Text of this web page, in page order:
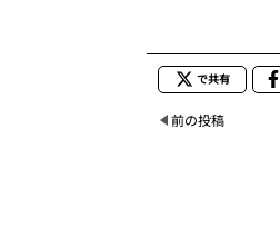
で共有
前の投稿